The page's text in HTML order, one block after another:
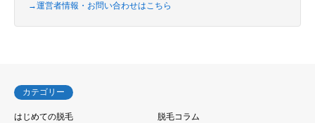
→運営者情報・お問い合わせはこちら
カテゴリー
はじめての脱毛
脱毛コラム